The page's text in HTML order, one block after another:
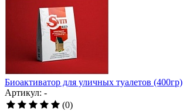
Биоактиватор для уличных туалетов (400гр)
Артикул: -
(0)